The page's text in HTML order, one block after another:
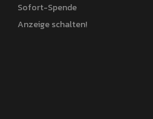
Sofort-Spende
Anzeige schalten!